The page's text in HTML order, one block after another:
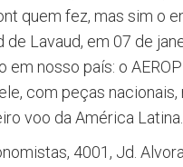
quem fez, mas sim o
Lavaud, em 07 de
em nosso país: o
com peças nacionais,
voo da América Latina.
4001, Jd.